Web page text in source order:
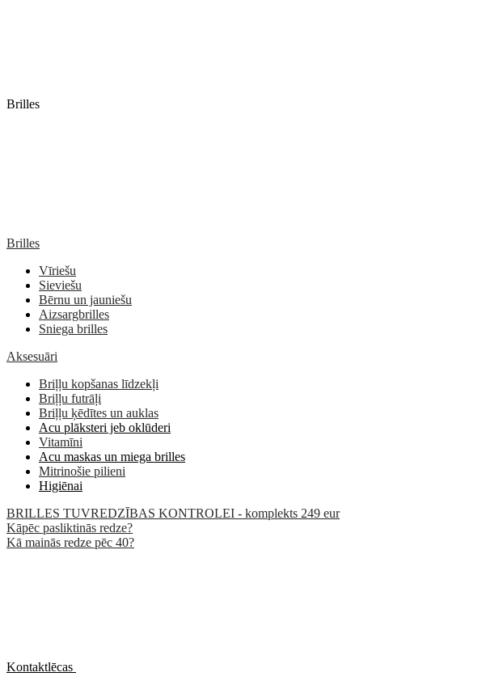
Brilles
Brilles
Vīriešu
Sieviešu
Bērnu un jauniešu
Aizsargbrilles
Sniega brilles
Aksesuāri
Briļļu kopšanas līdzekļi
Briļļu futrāļi
Briļļu ķēdītes un auklas
Acu plāksteri jeb oklūderi
Vitamīni
Acu maskas un miega brilles
Mitrinošie pilieni
Higiēnai
BRILLES TUVREDZĪBAS KONTROLEI - komplekts 249 eur
Kāpēc pasliktinās redze?
Kā mainās redze pēc 40?
Kontaktlēcas